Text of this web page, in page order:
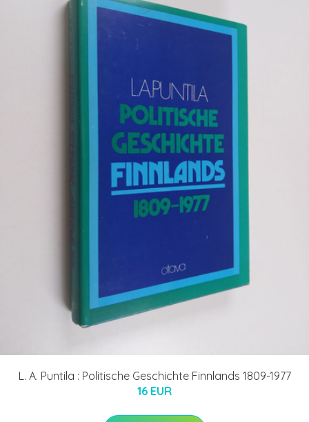
L. A. Puntila : Politische Geschichte Finnlands 1809-1977
16 EUR